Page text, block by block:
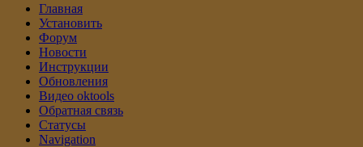
Главная
Установить
Форум
Новости
Инструкции
Обновления
Видео oktools
Обратная связь
Статусы
Navigation